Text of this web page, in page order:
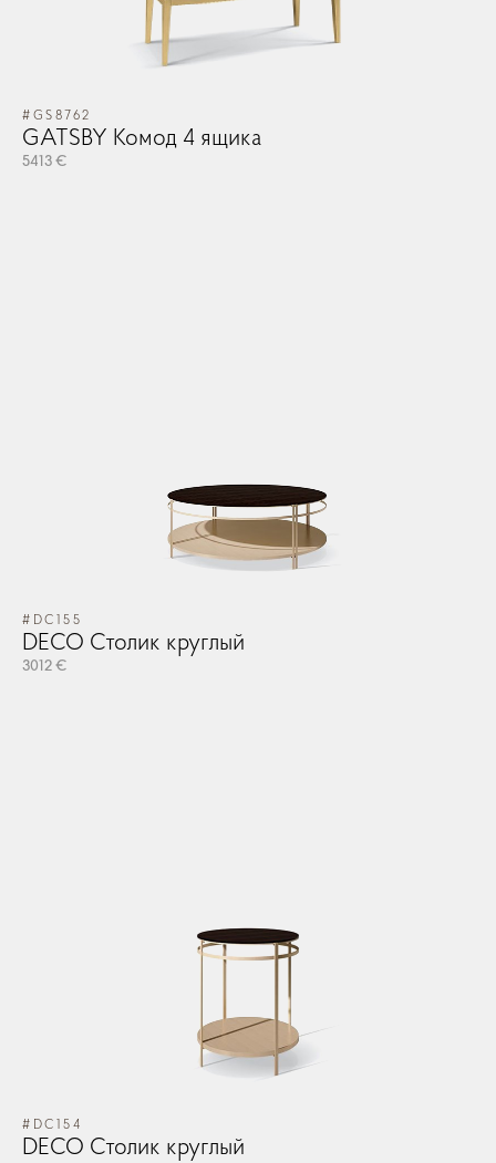
#GS8762
GATSBY Комод 4 ящика
5413 €
#DC155
DECO Столик круглый
3012 €
#DC154
DECO Столик круглый